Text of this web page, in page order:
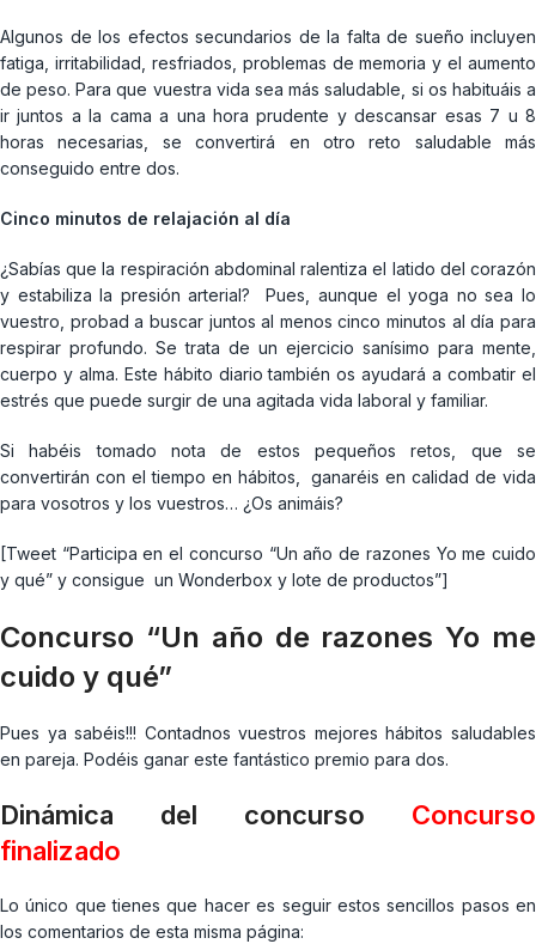
Algunos de los efectos secundarios de la falta de sueño incluyen
fatiga, irritabilidad, resfriados, problemas de memoria y el aumento
de peso. Para que vuestra vida sea más saludable, si os habituáis a
ir juntos a la cama a una hora prudente y descansar esas 7 u 8
horas necesarias, se convertirá en otro reto saludable más
conseguido entre dos.
Cinco minutos de relajación al día
¿Sabías que la respiración abdominal ralentiza el latido del corazón
y estabiliza la presión arterial? Pues, aunque el yoga no sea lo
vuestro, probad a buscar juntos al menos cinco minutos al día para
respirar profundo. Se trata de un ejercicio sanísimo para mente,
cuerpo y alma. Este hábito diario también os ayudará a combatir el
estrés que puede surgir de una agitada vida laboral y familiar.
Si habéis tomado nota de estos pequeños retos, que se
convertirán con el tiempo en hábitos, ganaréis en calidad de vida
para vosotros y los vuestros… ¿Os animáis?
[Tweet “Participa en el concurso “Un año de razones Yo me cuido
y qué” y consigue un Wonderbox y lote de productos”]
Concurso “Un año de razones Yo me
cuido y qué”
Pues ya sabéis!!! Contadnos vuestros mejores hábitos saludables
en pareja. Podéis ganar este fantástico premio para dos.
Dinámica del concurso Concurso
finalizado
Lo único que tienes que hacer es seguir estos sencillos pasos en
los comentarios de esta misma página: